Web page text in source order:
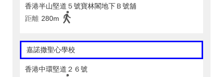
香港半山堅道５號寶林閣地下Ｂ號舖
距離 280m
嘉諾撒聖心學校
香港中環堅道２６號